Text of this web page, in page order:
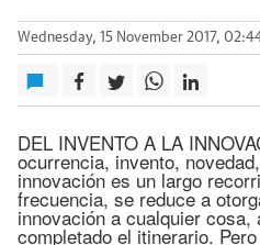
Wednesday, 15 November 2017,
DEL INVENTO A LA
ocurrencia, invento,
innovación es un largo
frecuencia, se reduce a
innovación a cualquier cosa,
completado el itinerario.